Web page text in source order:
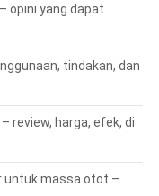
opini yang dapat
tindakan, dan
review, harga, efek, di
untuk massa otot –